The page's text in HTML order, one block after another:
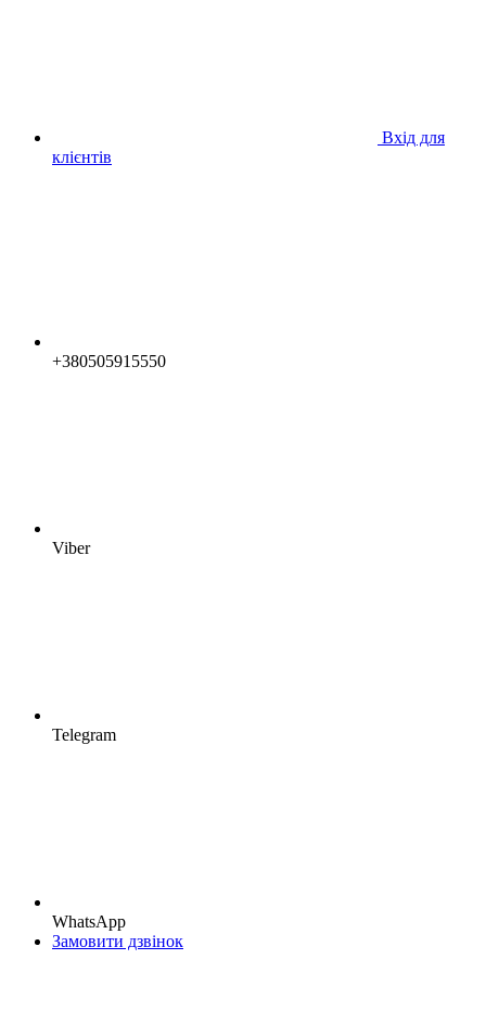
Вхід для
клієнтів
+380505915550
Viber
Telegram
WhatsApp
Замовити дзвінок